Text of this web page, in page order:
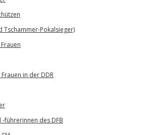
Tschammer-Pokalsieger)
in der DDR
führerinnen des DFB